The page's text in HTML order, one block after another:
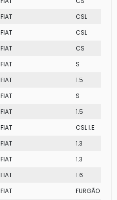
FIAT
CSL
FIAT
CSL
FIAT
CS
FIAT
S
FIAT
1.5
FIAT
S
FIAT
1.5
FIAT
CSL I.E
FIAT
1.3
FIAT
1.3
FIAT
1.6
FIAT
FURGÃO